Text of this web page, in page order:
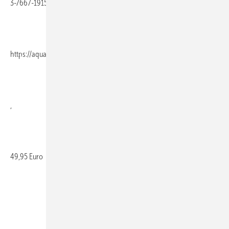
3-7667-1915-7, Callwey Verlag,
https://aqua-cultura.de/
49,95 Euro